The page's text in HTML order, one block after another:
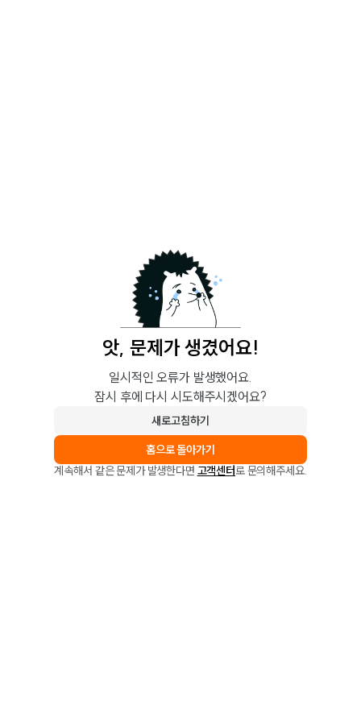
앗, 문제가 생겼어요!
일시적인 오류가 발생했어요.
잠시 후에 다시 시도해주시겠어요?
새로고침하기
홈으로 돌아가기
계속해서 같은 문제가 발생한다면 고객센터로 문의해주세요.